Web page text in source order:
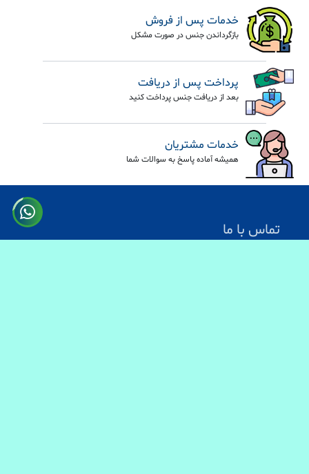
خدمات پس از فروش
بازگرداندن جنس در صورت مشکل
پرداخت پس از دریافت
بعد از دریافت جنس پرداخت کنید
خدمات مشتریان
همیشه آماده پاسخ به سوالات شما
تماس با ما